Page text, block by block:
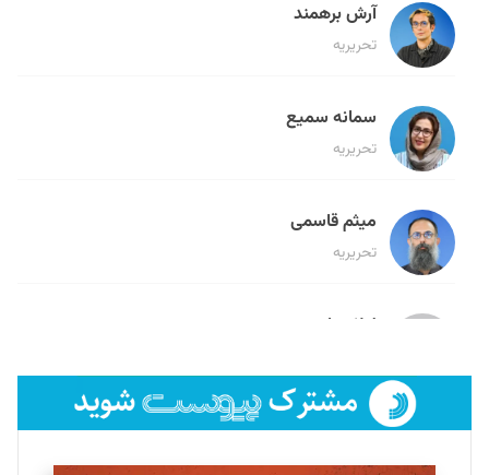
آرش برهمند
تحریریه
سمانه سمیع
تحریریه
میثم قاسمی
تحریریه
لیلا حنارود
فائزه فتحی رستمی
تحریریه